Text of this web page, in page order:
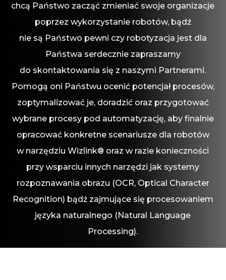
chcą Państwo zacząć zmieniać swoje organizacje
poprzez wykorzystanie robotów, bądź
nie są Państwo pewni czy robotyzacja jest dla
Państwa serdecznie zapraszamy
do skontaktowania się z naszymi Partnerami.
Pomogą oni Państwu ocenić potencjał procesów,
zoptymalizować je, doradzić oraz przygotować
wybrane procesy pod automatyzację, aby finalnie
opracować konkretne scenariusze dla robotów
w narzędziu Wizlink® oraz w razie konieczności
przy wsparciu innych narzędzi jak systemy
rozpoznawania obrazu (OCR, Optical Character
Recognition) bądź zajmujące się procesowaniem
języka naturalnego (Natural Language
Processing).